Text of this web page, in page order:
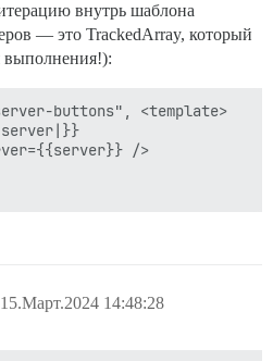
внутрь шаблона
— это TrackedArray, который
выполнения!):
buttons", <template>
/>
15.Март.2024 14:48:28